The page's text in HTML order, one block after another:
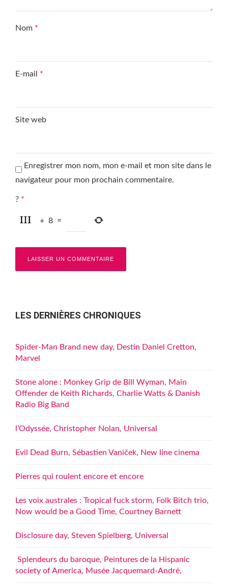
Nom *
E-mail *
Site web
Enregistrer mon nom, mon e-mail et mon site dans le
navigateur pour mon prochain commentaire.
? *
+ 8 =
LES DERNIÈRES CHRONIQUES
Spider-Man Brand new day, Destin Daniel Cretton,
Marvel
Stone alone : Monkey Grip de Bill Wyman, Main
Offender de Keith Richards, Charlie Watts & Danish
Radio Big Band
l’Odyssée, Christopher Nolan, Universal
Evil Dead Burn, Sébastien Vaniček, New line cinema
Pierres qui roulent encore et encore
Les voix australes : Tropical fuck storm, Folk Bitch trio,
Now would be a Good Time, Courtney Barnett
Disclosure day, Steven Spielberg, Universal
Splendeurs du baroque, Peintures de la Hispanic
society of America, Musée Jacquemard-André,